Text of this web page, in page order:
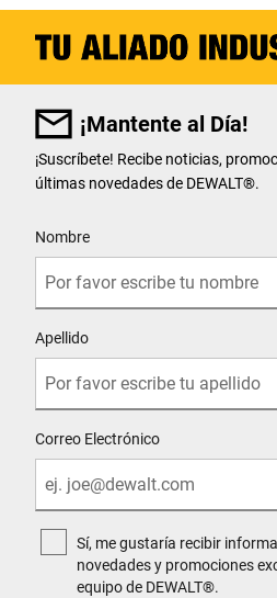
¡Mantente al Día!
¡Suscríbete! Recibe noticias,
últimas novedades de DEWALT®.
Nombre
Apellido
Correo Electrónico
Sí, me gustaría recibir
novedades y promociones
equipo de DEWALT®.